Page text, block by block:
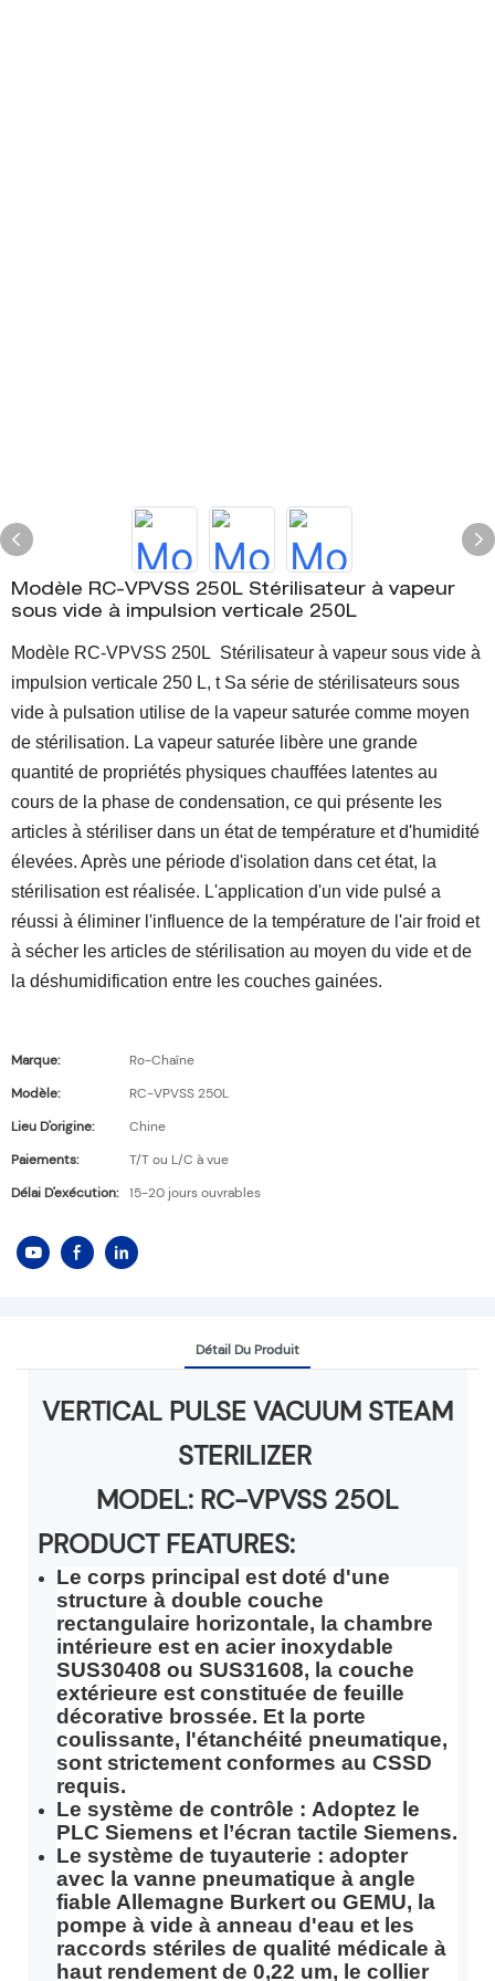
Modèle RC-VPVSS 250L Stérilisateur à vapeur
sous vide à impulsion verticale 250L
Modèle RC-VPVSS 250L Stérilisateur à vapeur sous vide à
impulsion verticale 250 L, t Sa série de stérilisateurs sous
vide à pulsation utilise de la vapeur saturée comme moyen
de stérilisation. La vapeur saturée libère une grande
quantité de propriétés physiques chauffées latentes au
cours de la phase de condensation, ce qui présente les
articles à stériliser dans un état de température et d'humidité
élevées. Après une période d'isolation dans cet état, la
stérilisation est réalisée. L'application d'un vide pulsé a
réussi à éliminer l'influence de la température de l'air froid et
à sécher les articles de stérilisation au moyen du vide et de
la déshumidification entre les couches gainées.
Marque:
Ro-Chaîne
Modèle:
RC-VPVSS 250L
Lieu D'origine:
Chine
Paiements:
T/T ou L/C à vue
Délai D'exécution:
15-20 jours ouvrables
Détail Du Produit
VERTICAL PULSE VACUUM STEAM
STERILIZER
MODEL: RC-VPVSS 250L
PRODUCT FEATURES:
Le corps principal est doté d'une
structure à double couche
rectangulaire horizontale, la chambre
intérieure est en acier inoxydable
SUS30408 ​​ou SUS31608, la couche
extérieure est constituée de feuille
décorative brossée. Et la porte
coulissante, l'étanchéité pneumatique,
sont strictement conformes au CSSD
requis.
Le système de contrôle : Adoptez le
PLC Siemens et l’écran tactile Siemens.
Le système de tuyauterie : adopter
avec la vanne pneumatique à angle
fiable Allemagne Burkert ou GEMU, la
pompe à vide à anneau d'eau et les
raccords stériles de qualité médicale à
haut rendement de 0,22 um, le collier